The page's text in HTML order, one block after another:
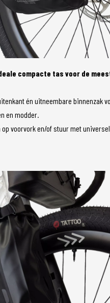
compacte tas voor de
én uitneembare binnenzak
en modder.
voorvork en/of stuur met